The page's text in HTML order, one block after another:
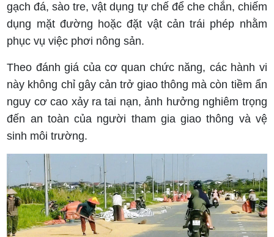
gạch đá, sào tre, vật dụng tự chế để che chắn, chiếm
dụng mặt đường hoặc đặt vật cản trái phép nhằm
phục vụ việc phơi nông sản.
Theo đánh giá của cơ quan chức năng, các hành vi
này không chỉ gây cản trở giao thông mà còn tiềm ẩn
nguy cơ cao xảy ra tai nạn, ảnh hưởng nghiêm trọng
đến an toàn của người tham gia giao thông và vệ
sinh môi trường.